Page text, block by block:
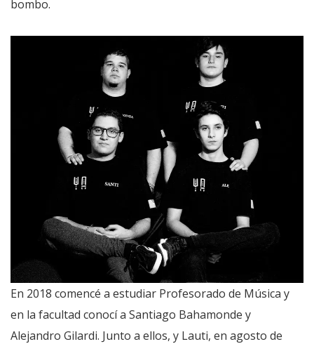
bombo.
En 2018 comencé a estudiar Profesorado de Música y
en la facultad conocí a Santiago Bahamonde y
Alejandro Gilardi. Junto a ellos, y Lauti, en agosto de